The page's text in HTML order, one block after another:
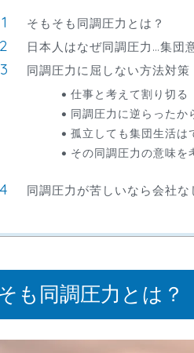
そもそも同調圧力とは？
日本人はなぜ同調圧力…集団
同調圧力に屈しない方法対策
仕事と考えて割り切る
同調圧力に逆らったか
孤立しても集団生活は
その同調圧力の意味を
同調圧力が苦しいなら会社な
も同調圧力とは？